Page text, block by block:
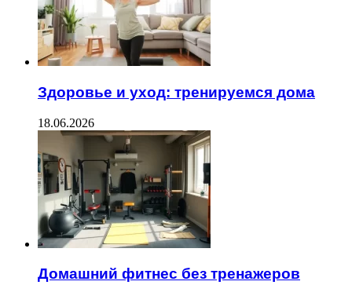
Здоровье и уход: тренируемся дома
18.06.2026
Домашний фитнес без тренажеров